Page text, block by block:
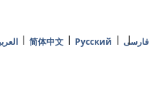
简体中文 Русский فارسی